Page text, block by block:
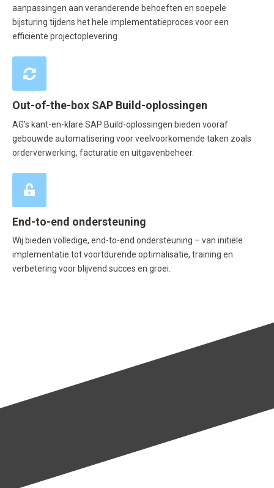
aanpassingen aan veranderende behoeften en soepele
bijsturing tijdens het hele implementatieproces voor een
efficiënte projectoplevering.
Out-of-the-box SAP Build-oplossingen
AG’s kant-en-klare SAP Build-oplossingen bieden vooraf
gebouwde automatisering voor veelvoorkomende taken zoals
orderverwerking, facturatie en uitgavenbeheer.
End-to-end ondersteuning
Wij bieden volledige, end-to-end ondersteuning – van initiële
implementatie tot voortdurende optimalisatie, training en
verbetering voor blijvend succes en groei.